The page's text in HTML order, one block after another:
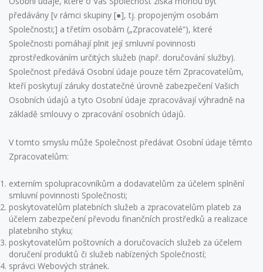
předávány [v rámci skupiny [●], tj. propojeným osobám
Společnosti;] a třetím osobám („Zpracovatelé“), které
Společnosti pomáhají plnit její smluvní povinnosti
zprostředkováním určitých služeb (např. doručování služby).
Společnost předává Osobní údaje pouze těm Zpracovatelům,
kteří poskytují záruky dostatečné úrovně zabezpečení Vašich
Osobních údajů a tyto Osobní údaje zpracovávají výhradně na
základě smlouvy o zpracování osobních údajů.
V tomto smyslu může Společnost předávat Osobní údaje těmto
Zpracovatelům:
externím spolupracovníkům a dodavatelům za účelem splnění
smluvní povinnosti Společnosti;
poskytovatelům platebních služeb a zpracovatelům plateb za
účelem zabezpečení převodu finančních prostředků a realizace
platebního styku;
poskytovatelům poštovních a doručovacích služeb za účelem
doručení produktů či služeb nabízených Společností;
správci Webových stránek.